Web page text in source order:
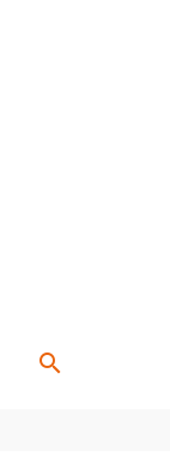
Rechercher